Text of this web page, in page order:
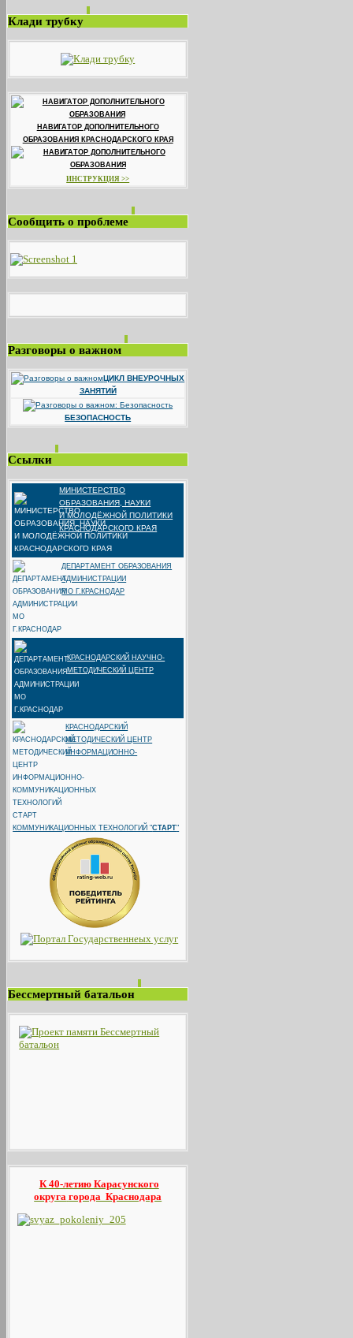
Клади трубку
НАВИГАТОР ДОПОЛНИТЕЛЬНОГО
ОБРАЗОВАНИЯ КРАСНОДАРСКОГО КРАЯ
ИНСТРУКЦИЯ >>
Сообщить о проблеме
Разговоры о важном
ЦИКЛ ВНЕУРОЧНЫХ
ЗАНЯТИЙ
БЕЗОПАСНОСТЬ
Ссылки
МИНИСТЕРСТВО
ОБРАЗОВАНИЯ, НАУКИ
И МОЛОДЁЖНОЙ ПОЛИТИКИ
КРАСНОДАРСКОГО КРАЯ
ДЕПАРТАМЕНТ ОБРАЗОВАНИЯ
АДМИНИСТРАЦИИ
МО Г.КРАСНОДАР
КРАСНОДАРСКИЙ НАУЧНО-
МЕТОДИЧЕСКИЙ ЦЕНТР
КРАСНОДАРСКИЙ
МЕТОДИЧЕСКИЙ ЦЕНТР
ИНФОРМАЦИОННО-
КОММУНИКАЦИОННЫХ ТЕХНОЛОГИЙ "СТАРТ"
Бессмертный батальон
К 40-летию Карасунского
округа города Краснодара